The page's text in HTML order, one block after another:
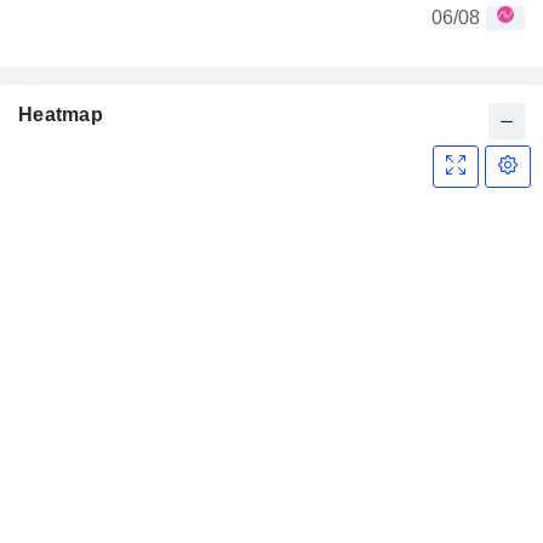
06/08
Heatmap